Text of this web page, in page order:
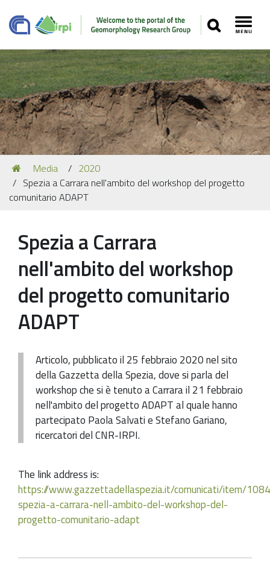
SEARCH
Navigation
Our Location
You
are
here:
Media
2020
Spezia a Carrara nell'ambito del workshop del progetto
comunitario ADAPT
Spezia a Carrara
nell'ambito del workshop
del progetto comunitario
ADAPT
Articolo, pubblicato il 25 febbraio 2020 nel sito
della Gazzetta della Spezia, dove si parla del
workshop che si è tenuto a Carrara il 21 febbraio
nell'ambito del progetto ADAPT al quale hanno
partecipato Paola Salvati e Stefano Gariano,
ricercatori del CNR-IRPI.
The link address is:
https://www.gazzettadellaspezia.it/comunicati/item/
spezia-a-carrara-nell-ambito-del-workshop-del-
progetto-comunitario-adapt